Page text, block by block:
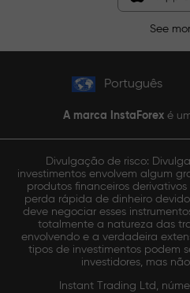
See
Português
A marca InstaForexé
Divulgação de risco:
investimentos envolvem algum
produtos financeiros
perda rápida de dinheiro
deve negociar esses
totalmente a natureza das
envolvendo e a verdadeira
tipos de investimentos podem
investidores, mas
Instant Trading Ltd,